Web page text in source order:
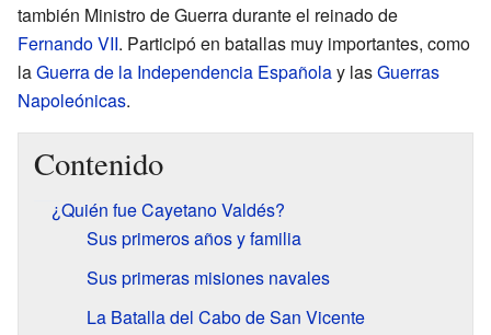
también Ministro de Guerra durante el reinado de
Fernando VII. Participó en batallas muy importantes, como
laGuerra de la Independencia Españolay lasGuerras
Napoleónicas.
Contenido
¿Quién fue Cayetano Valdés?
Sus primeros años y familia
Sus primeras misiones navales
La Batalla del Cabo de San Vicente